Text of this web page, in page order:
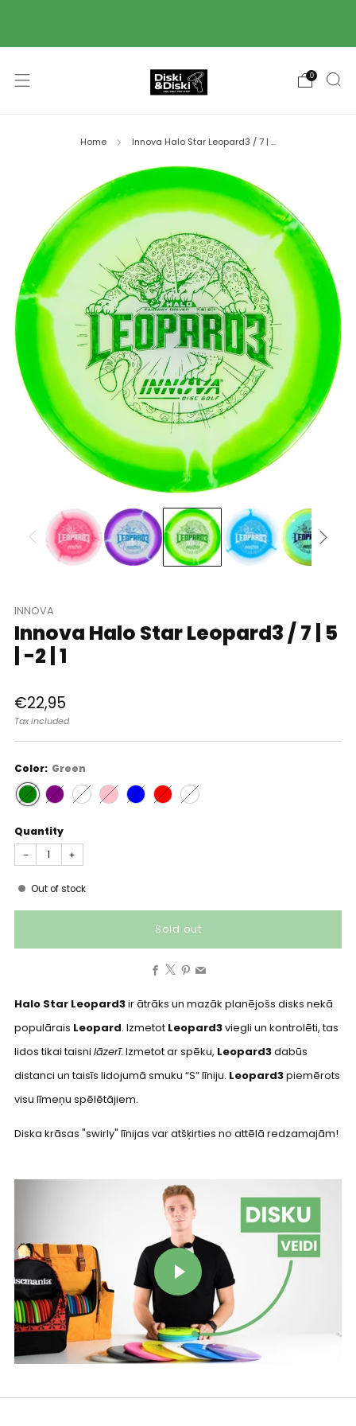
0
Home Innova Halo Star Leopard3 / 7 | ...
INNOVA
Innova Halo Star Leopard3 / 7 | 5
| -2 | 1
Regular
price
€22,95
Tax included
Color: Green
Quantity
− +
Out of stock
Sold out
Facebook
Halo Star Leopard3ir ātrāks un mazāk planējošs disks nekā
populārais Leopard. Izmetot Leopard3viegli un kontrolēti, tas
lidos tikai taisni lāzerī. Izmetot ar spēku, Leopard3dabūs
distanci un taisīs lidojumā smuku “S” līniju. Leopard3piemērots
visu līmeņu spēlētājiem.
Diska krāsas "swirly" līnijas var atšķirties no attēlā redzamajām!
Play video